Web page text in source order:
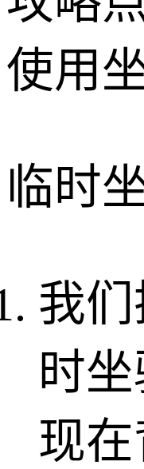
使用
临时
我
时
现在